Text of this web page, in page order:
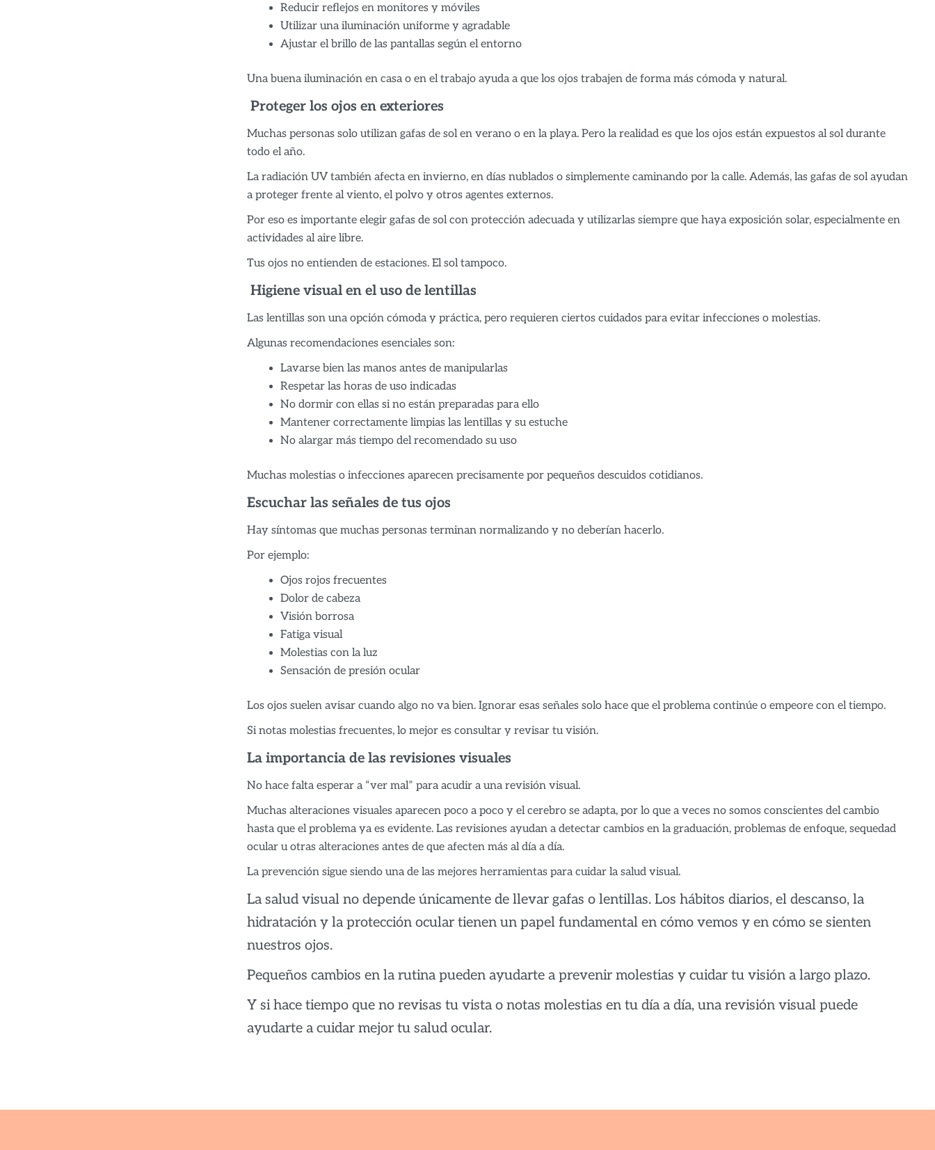
Reducir reflejos en monitores y móviles
Utilizar una iluminación uniforme y agradable
Ajustar el brillo de las pantallas según el entorno
Una buena iluminación en casa o en el trabajo ayuda a que los ojos trabajen de forma más cómoda y natural.
Proteger los ojos en exteriores
Muchas personas solo utilizan gafas de sol en verano o en la playa. Pero la realidad es que los ojos están expuestos al sol durante
todo el año.
La radiación UV también afecta en invierno, en días nublados o simplemente caminando por la calle. Además, las gafas de sol ayudan
a proteger frente al viento, el polvo y otros agentes externos.
Por eso es importante elegir gafas de sol con protección adecuada y utilizarlas siempre que haya exposición solar, especialmente en
actividades al aire libre.
Tus ojos no entienden de estaciones. El sol tampoco.
Higiene visual en el uso de lentillas
Las lentillas son una opción cómoda y práctica, pero requieren ciertos cuidados para evitar infecciones o molestias.
Algunas recomendaciones esenciales son:
Lavarse bien las manos antes de manipularlas
Respetar las horas de uso indicadas
No dormir con ellas si no están preparadas para ello
Mantener correctamente limpias las lentillas y su estuche
No alargar más tiempo del recomendado su uso
Muchas molestias o infecciones aparecen precisamente por pequeños descuidos cotidianos.
Escuchar las señales de tus ojos
Hay síntomas que muchas personas terminan normalizando y no deberían hacerlo.
Por ejemplo:
Ojos rojos frecuentes
Dolor de cabeza
Visión borrosa
Fatiga visual
Molestias con la luz
Sensación de presión ocular
Los ojos suelen avisar cuando algo no va bien. Ignorar esas señales solo hace que el problema continúe o empeore con el tiempo.
Si notas molestias frecuentes, lo mejor es consultar y revisar tu visión.
La importancia de las revisiones visuales
No hace falta esperar a “ver mal” para acudir a una revisión visual.
Muchas alteraciones visuales aparecen poco a poco y el cerebro se adapta, por lo que a veces no somos conscientes del cambio
hasta que el problema ya es evidente. Las revisiones ayudan a detectar cambios en la graduación, problemas de enfoque, sequedad
ocular u otras alteraciones antes de que afecten más al día a día.
La prevención sigue siendo una de las mejores herramientas para cuidar la salud visual.
La salud visual no depende únicamente de llevar gafas o lentillas. Los hábitos diarios, el descanso, la
hidratación y la protección ocular tienen un papel fundamental en cómo vemos y en cómo se sienten
nuestros ojos.
Pequeños cambios en la rutina pueden ayudarte a prevenir molestias y cuidar tu visión a largo plazo.
Y si hace tiempo que no revisas tu vista o notas molestias en tu día a día, una revisión visual puede
ayudarte a cuidar mejor tu salud ocular.